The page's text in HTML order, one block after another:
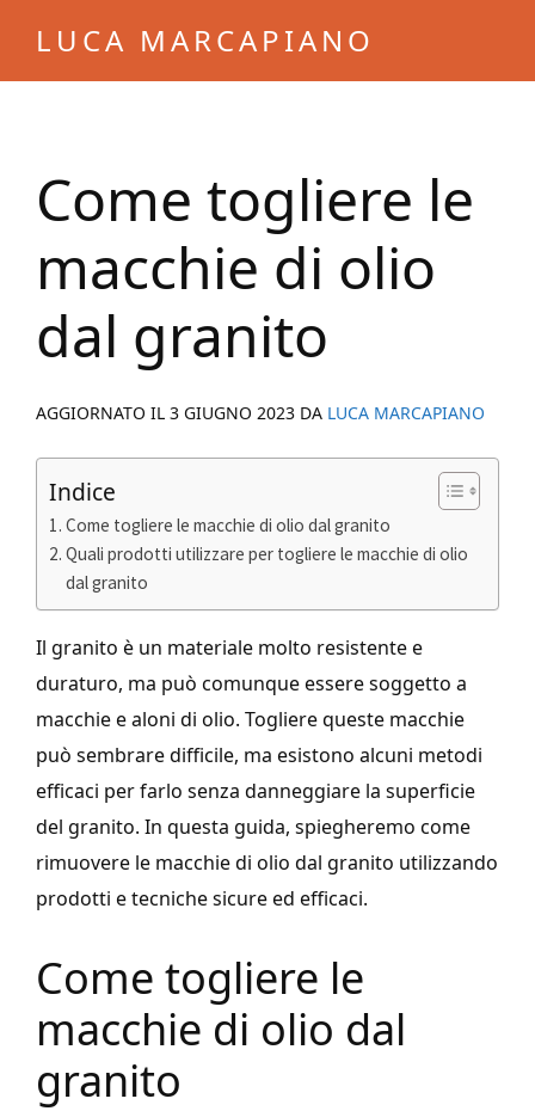
LUCA MARCAPIANO
Blog
Marcapiano
Come togliere le
macchie di olio
dal granito
AGGIORNATO IL 3 GIUGNO 2023 DA LUCA MARCAPIANO
Indice
Come togliere le macchie di olio dal granito
Quali prodotti utilizzare per togliere le macchie di olio
dal granito
Il granito è un materiale molto resistente e
duraturo, ma può comunque essere soggetto a
macchie e aloni di olio. Togliere queste macchie
può sembrare difficile, ma esistono alcuni metodi
efficaci per farlo senza danneggiare la superficie
del granito. In questa guida, spiegheremo come
rimuovere le macchie di olio dal granito utilizzando
prodotti e tecniche sicure ed efficaci.
Come togliere le
macchie di olio dal
granito